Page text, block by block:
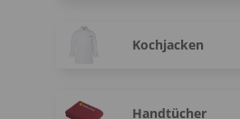
Kochjacken
Handtücher